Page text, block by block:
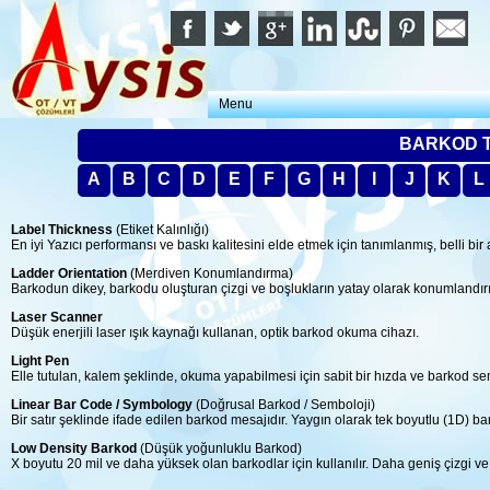
Menu
BARKOD
A
B C D E F G H J K L
Label Thickness (Etiket Kalınlığı)
En iyi Yazıcı performansı ve baskı kalitesini elde etmek için tanımlanmış, belli bir
Ladder Orientation (Merdiven Konumlandırma)
Barkodun dikey, barkodu oluşturan çizgi ve boşlukların yatay olarak
Laser Scanner
Düşük enerjili laser ışık kaynağı kullanan, optik barkod okuma cihazı.
Light Pen
Elle tutulan, kalem şeklinde, okuma yapabilmesi için sabit bir hızda ve barkod
Linear Bar Code / Symbology (Doğrusal Barkod / Semboloji)
Bir satır şeklinde ifade edilen barkod mesajıdır. Yaygın olarak tek boyutlu (1D)
Low Density Barkod (Düşük yoğunluklu Barkod)
X boyutu 20 mil ve daha yüksek olan barkodlar için kullanılır. Daha geniş çizgi